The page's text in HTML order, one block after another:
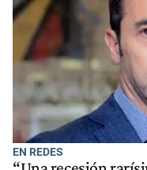
EN REDES